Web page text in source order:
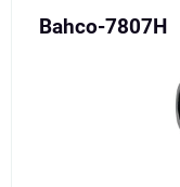
Bahco-7807H